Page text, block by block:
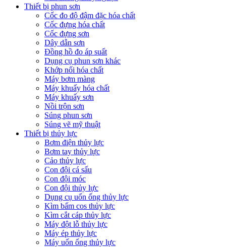
Thiết bị phun sơn
Cốc đo độ đậm đặc hóa chất
Cốc đựng hóa chất
Cốc đựng sơn
Dây dẫn sơn
Đồng hồ đo áp suất
Dụng cụ phun sơn khác
Khớp nối hóa chất
Máy bơm màng
Máy khuấy hóa chất
Máy khuấy sơn
Nồi trộn sơn
Súng phun sơn
Súng vẽ mỹ thuật
Thiết bị thủy lực
Bơm điện thủy lực
Bơm tay thủy lực
Cảo thủy lực
Con đội cá sấu
Con đội móc
Con đội thủy lực
Dụng cụ uốn ống thủy lực
Kìm bấm cos thủy lực
Kìm cắt cáp thủy lực
Máy đột lỗ thủy lực
Máy ép thủy lực
Máy uốn ống thủy lực